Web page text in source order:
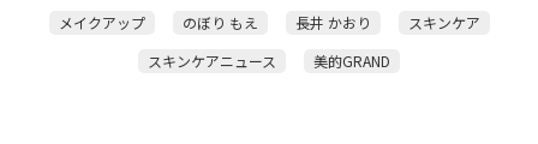
メイクアップ
のぼり もえ 長井 かおり
スキンケア
スキンケアニュース
美的GRAND